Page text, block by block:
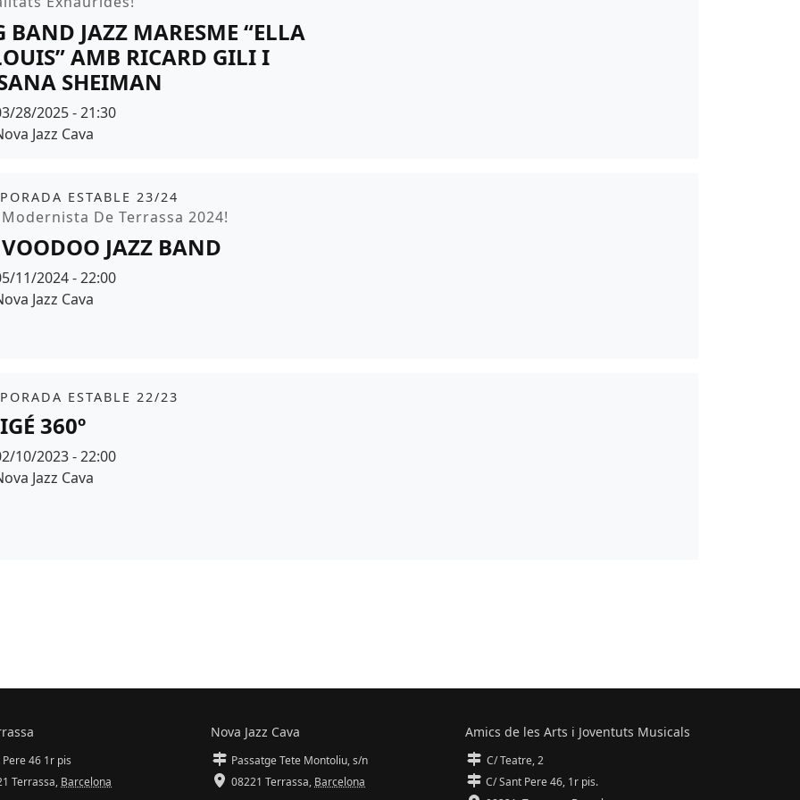
BAND JAZZ MARESME “ELLA
AMB RICARD GILI I
SHEIMAN
28/2025 - 21:30
Jazz Cava
ESTABLE 23/24
De Terrassa 2024!
JAZZ BAND
11/2024 - 22:00
Jazz Cava
ESTABLE 22/23
360º
10/2023 - 22:00
Jazz Cava
Pere 46 1r pis
Terrassa, Barcelona
Nova Jazz Cava
Passatge Tete Montoliu, s/n
08221 Terrassa, Barcelona
Amics de les Arts i Joventuts Musicals
C/ Teatre, 2
C/ Sant Pere 46, 1r pis.